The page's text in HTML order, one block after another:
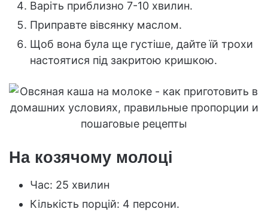
Варіть приблизно 7-10 хвилин.
Приправте вівсянку маслом.
Щоб вона була ще густіше, дайте їй трохи
настоятися під закритою кришкою.
На козячому молоці
Час: 25 хвилин
Кількість порцій: 4 персони.